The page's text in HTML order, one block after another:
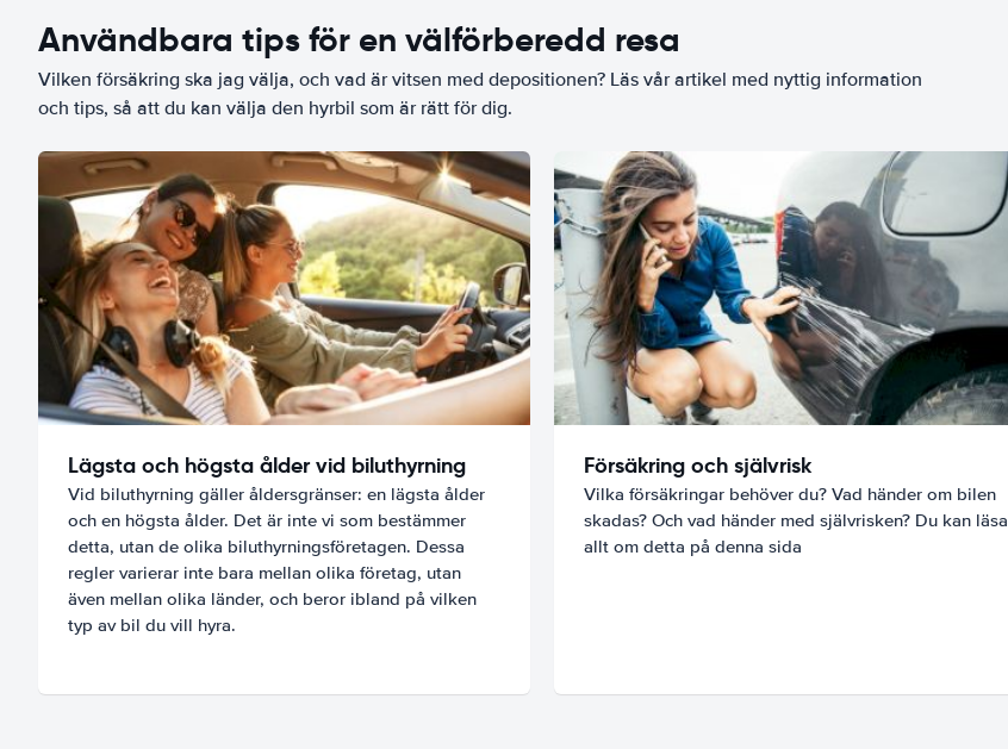
Användbara tips för en välförberedd resa
Vilken försäkring ska jag välja, och vad är vitsen med depositionen? Läs vår artikel med nyttig information
och tips, så att du kan välja den hyrbil som är rätt för dig.
Lägsta och högsta ålder vid biluthyrning
Vid biluthyrning gäller åldersgränser: en lägsta ålder
och en högsta ålder. Det är inte vi som bestämmer
detta, utan de olika biluthyrningsföretagen. Dessa
regler varierar inte bara mellan olika företag, utan
även mellan olika länder, och beror ibland på vilken
typ av bil du vill hyra.
Försäkring och självrisk
Vilka försäkringar behöver du? Vad händer om bilen
skadas? Och vad händer med självrisken? Du kan läsa
allt om detta på denna sida